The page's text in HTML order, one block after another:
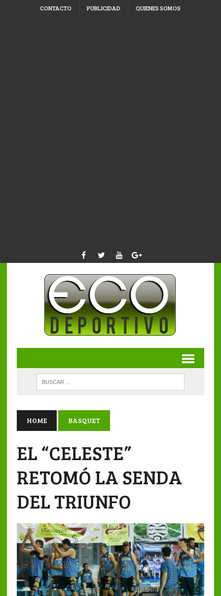
CONTACTO PUBLICIDAD QUIENES SOMOS
HOME BASQUET
EL “CELESTE”
RETOMÓ LA SENDA
DEL TRIUNFO